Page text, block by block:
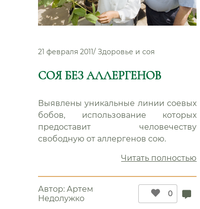
21 февраля 2011/ Здоровье и соя
СОЯ БЕЗ АЛЛЕРГЕНОВ
Выявлены уникальные линии соевых
бобов, использование которых
предоставит человечеству
свободную от аллергенов сою.
Читать полностью
Автор: Артем
Недолужко
0